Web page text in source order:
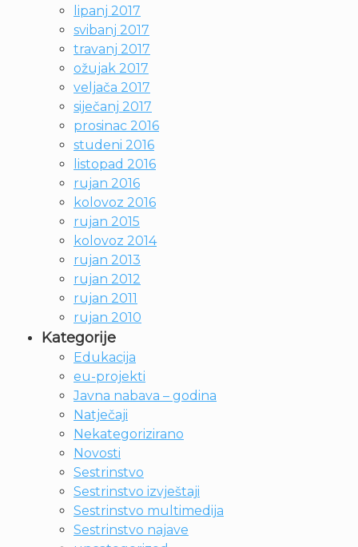
lipanj 2017
svibanj 2017
travanj 2017
ožujak 2017
veljača 2017
siječanj 2017
prosinac 2016
studeni 2016
listopad 2016
rujan 2016
kolovoz 2016
rujan 2015
kolovoz 2014
rujan 2013
rujan 2012
rujan 2011
rujan 2010
Kategorije
Edukacija
eu-projekti
Javna nabava – godina
Natječaji
Nekategorizirano
Novosti
Sestrinstvo
Sestrinstvo izvještaji
Sestrinstvo multimedija
Sestrinstvo najave